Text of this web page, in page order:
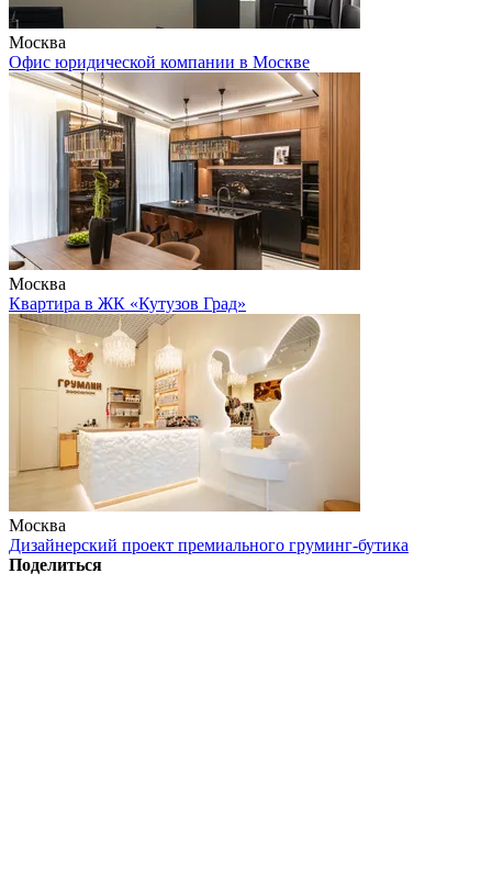
Москва
Офис юридической компании в Москве
Москва
Квартира в ЖК «Кутузов Град»
Москва
Дизайнерский проект премиального груминг-бутика
Поделиться